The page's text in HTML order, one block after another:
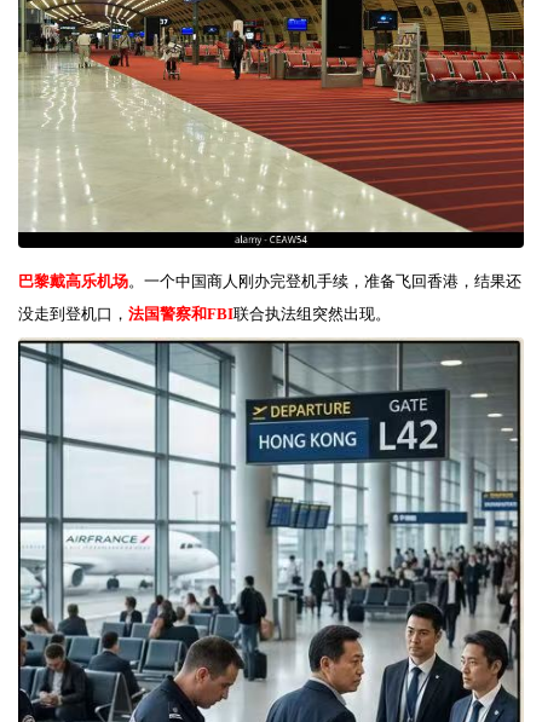
巴黎戴高乐机场。一个中国商人刚办完登机手续 ，准备飞回香港，结果还
没走到登机口， 法国警察和FBI联合执法组突然出现。